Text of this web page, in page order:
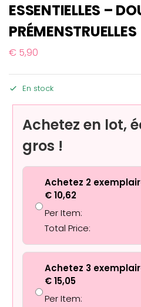
ESSENTIELLES –
PRÉMENSTRUELLES
€ 5,90
En stock
Achetez en lot,
gros !
Achetez 2
€10,62
Per Item:
Total Price:
Achetez 3
€15,05
Per Item: